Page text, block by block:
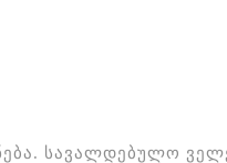
სავალდებულო